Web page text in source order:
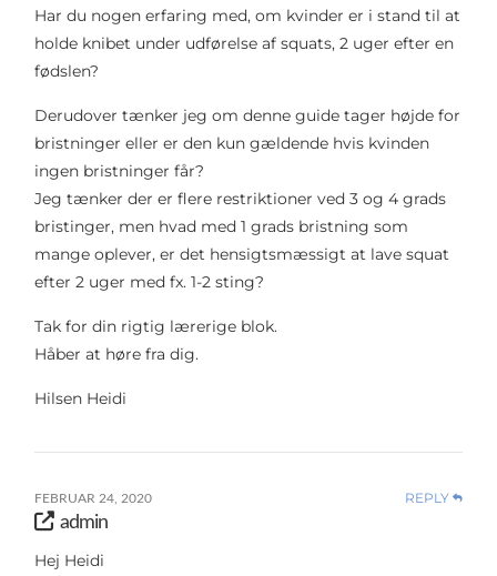
Har du nogen erfaring med, om kvinder er i stand til at
holde knibet under udførelse af squats, 2 uger efter en
fødslen?
Derudover tænker jeg om denne guide tager højde for
bristninger eller er den kun gældende hvis kvinden
ingen bristninger får?
Jeg tænker der er flere restriktioner ved 3 og 4 grads
bristinger, men hvad med 1 grads bristning som
mange oplever, er det hensigtsmæssigt at lave squat
efter 2 uger med fx. 1-2 sting?
Tak for din rigtig lærerige blok.
Håber at høre fra dig.
Hilsen Heidi
FEBRUAR 24, 2020 REPLY
admin
Hej Heidi